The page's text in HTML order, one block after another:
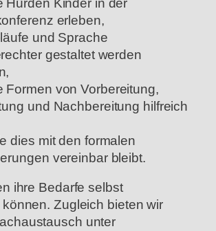
erleben,
und Sprache
gestaltet werden
Formen von Vorbereitung,
und Nachbereitung hilfreich
dies mit den formalen
vereinbar bleibt.
ihre Bedarfe selbst
Zugleich bieten wir
unter